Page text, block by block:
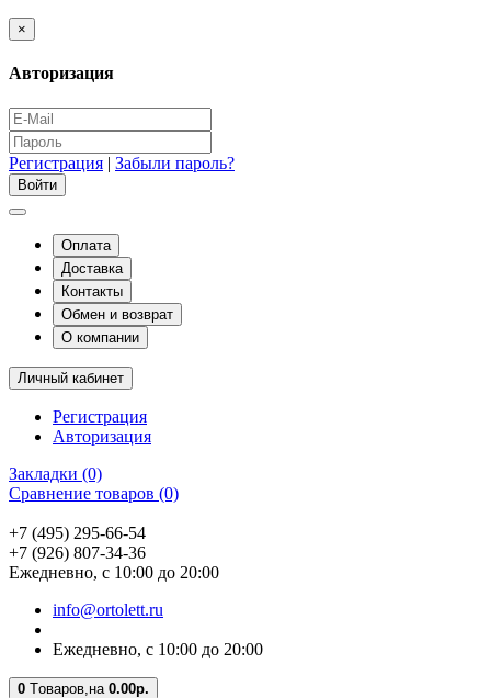
×
Авторизация
Регистрация | Забыли пароль?
Оплата
Доставка
Контакты
Обмен и возврат
О компании
Личный кабинет
Регистрация
Авторизация
Закладки (0)
Сравнение товаров (0)
+7 (495) 295-66-54
+7 (926) 807-34-36
Ежедневно, с 10:00 до 20:00
info@ortolett.ru
Ежедневно, с 10:00 до 20:00
0 Tоваров, на 0.00р.